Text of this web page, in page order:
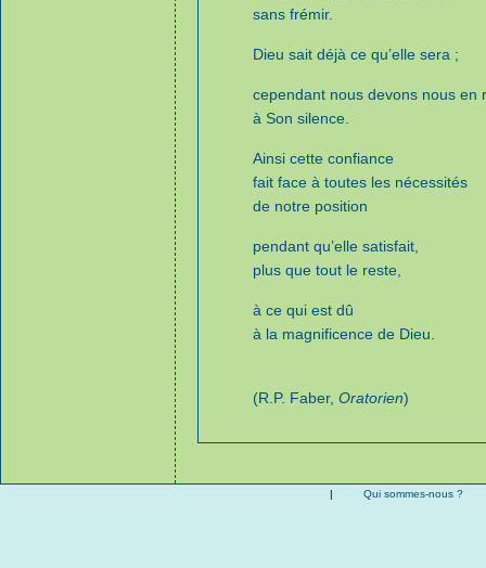
sans frémir.
Dieu sait déjà ce qu’elle sera ;
cependant nous devons nous en
à Son silence.
Ainsi cette confiance
fait face à toutes les nécessités
de notre position
pendant qu’elle satisfait,
plus que tout le reste,
à ce qui est dû
à la magnificence de Dieu.
(R.P. Faber, Oratorien)
| Qui sommes-nous ?